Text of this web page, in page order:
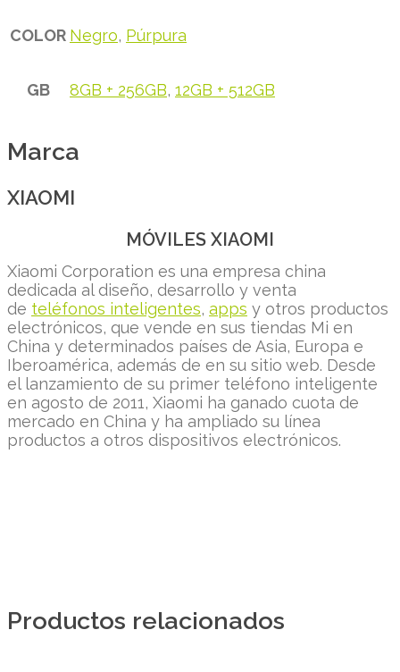
COLOR Negro, Púrpura
GB 8GB + 256GB, 12GB + 512GB
Marca
XIAOMI
MÓVILES XIAOMI
Xiaomi Corporation es una empresa china
dedicada al diseño, desarrollo y venta
de teléfonos inteligentes, apps y otros productos
electrónicos, que vende en sus tiendas Mi en
China y determinados países de Asia, Europa e
Iberoamérica, además de en su sitio web. Desde
el lanzamiento de su primer teléfono inteligente
en agosto de 2011, Xiaomi ha ganado cuota de
mercado en China y ha ampliado su línea
productos a otros dispositivos electrónicos.
Productos relacionados